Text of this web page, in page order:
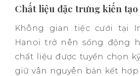
Chất liệu đặc trưng kiến
Không gian tiệc cưới tại
Hanoi trở nên sống động
chất liệu được tuyển chọn
giữ vân nguyên bản kết hợp